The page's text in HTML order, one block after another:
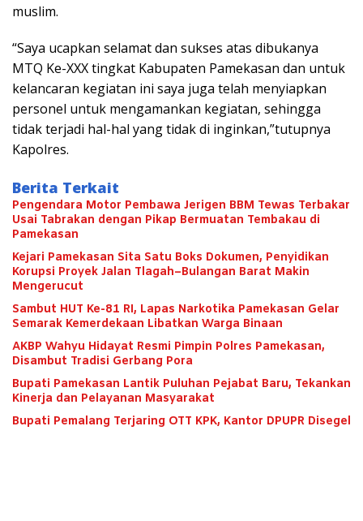
muslim.
“Saya ucapkan selamat dan sukses atas dibukanya
MTQ Ke-XXX tingkat Kabupaten Pamekasan dan untuk
kelancaran kegiatan ini saya juga telah menyiapkan
personel untuk mengamankan kegiatan, sehingga
tidak terjadi hal-hal yang tidak di inginkan,”tutupnya
Kapolres.
Berita Terkait
Pengendara Motor Pembawa Jerigen BBM Tewas Terbakar
Usai Tabrakan dengan Pikap Bermuatan Tembakau di
Pamekasan
Kejari Pamekasan Sita Satu Boks Dokumen, Penyidikan
Korupsi Proyek Jalan Tlagah–Bulangan Barat Makin
Mengerucut
Sambut HUT Ke-81 RI, Lapas Narkotika Pamekasan Gelar
Semarak Kemerdekaan Libatkan Warga Binaan
AKBP Wahyu Hidayat Resmi Pimpin Polres Pamekasan,
Disambut Tradisi Gerbang Pora
Bupati Pamekasan Lantik Puluhan Pejabat Baru, Tekankan
Kinerja dan Pelayanan Masyarakat
Bupati Pemalang Terjaring OTT KPK, Kantor DPUPR Disegel